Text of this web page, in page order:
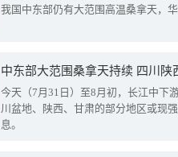
我国中东部仍有大范围高温桑拿天，
中东部大范围桑拿天持续 四川陕
今天（7月31日）至8月初，长江中下
川盆地、陕西、甘肃的部分地区或现
息。